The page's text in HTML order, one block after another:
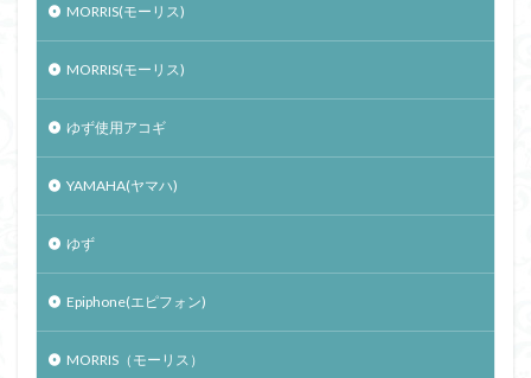
MORRIS(モーリス)
MORRIS(モーリス)
ゆず使用アコギ
YAMAHA(ヤマハ)
ゆず
Epiphone(エピフォン)
MORRIS（モーリス）